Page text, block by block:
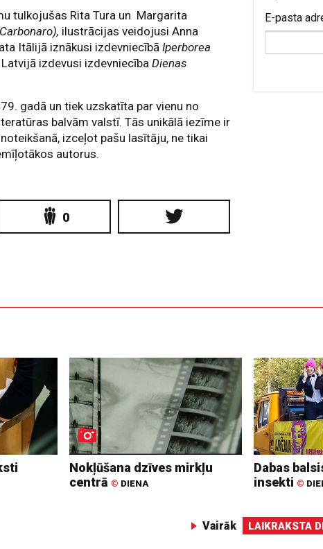
tulkojušas Rita Tura un Margarita
ilustrācijas veidojusi Anna
Itālijā iznākusi izdevniecībāIperborea
izdevusi izdevniecībaDienas
gadā un tiek uzskatīta par vienu no
balvām valstī. Tās unikālā iezīme ir
izceļot pašu lasītāju, ne tikai
autorus.
0
E-pasta
Nokļūšana dzīves mirkļu
centrā © DIENA
Dabas
insekti ©
Vairāk LAIKRAKSTA